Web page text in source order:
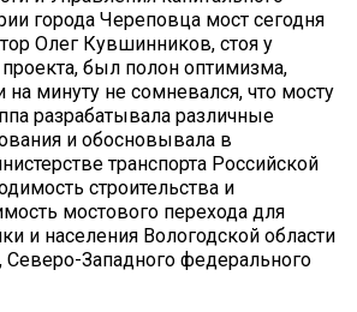
города Череповца мост сегодня
Олег Кувшинников, стоя у
был полон оптимизма,
на минуту не сомневался, что мосту
разрабатывала различные
и обосновывала в
транспорта Российской
строительства и
мостового перехода для
и населения Вологодской области
Северо-Западного федерального